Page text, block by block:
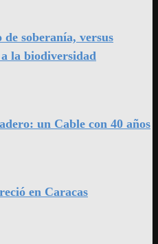
soberanía, versus
la biodiversidad
un Cable con 40 años
en Caracas